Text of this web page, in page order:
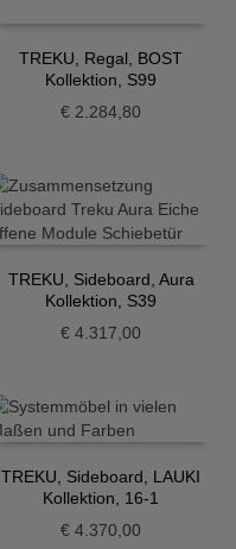
TREKU, Regal, BOST
Kollektion, S99
€ 2.284,80
TREKU, Sideboard, Aura
Kollektion, S39
€ 4.317,00
TREKU, Sideboard, LAUKI
Kollektion, 16-1
€ 4.370,00